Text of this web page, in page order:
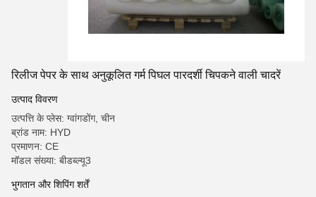
रिलीज पेपर के साथ अनुकूलित गर्म पिघल पारदर्शी चिपकने वाली चादरें
उत्पाद विवरण
उत्पत्ति के प्लेस: ग्वांगडोंग, चीन
ब्रांड नाम: HYD
प्रमाणन: CE
मॉडल संख्या: बीडब्ल्यू3
भुगतान और शिपिंग शर्तें